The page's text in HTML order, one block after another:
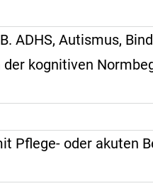
ADHS, Autismus,
kognitiven
Pflege- oder akuten